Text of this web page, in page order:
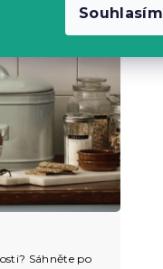
Souhlasím
Sáhněte po